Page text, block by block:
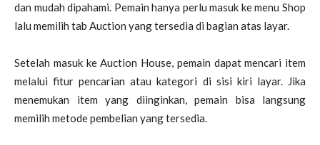
dan mudah dipahami. Pemain hanya perlu masuk ke menu Shop
lalu memilih tab Auction yang tersedia di bagian atas layar.
Setelah masuk ke Auction House, pemain dapat mencari item
melalui fitur pencarian atau kategori di sisi kiri layar. Jika
menemukan item yang diinginkan, pemain bisa langsung
memilih metode pembelian yang tersedia.